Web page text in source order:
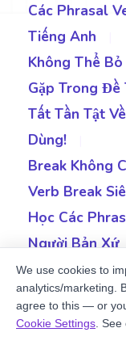
Các Phrasal
Tiếng Anh
Không Thể
Gặp Trong
Tất Tần Tật
Dùng!
Break Không
Verb Break
Học Các
Người Bản Xứ
Cách Dùng
Nhất Trong
Bí Quyết Làm
We use cookies to
analytics/marketing.
agree to this — or
Cookie Settings .